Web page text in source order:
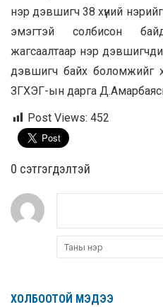
нэр дэвшигч 38 хүний
эмэгтэй солбисон
жагсаалтаар нэр
дэвшигч байх боломжийг
ЗГХЭГ-ын дарга
Post Views: 452
0 cэтгэгдэлтэй
ХОЛБООТОЙ МЭДЭЭ